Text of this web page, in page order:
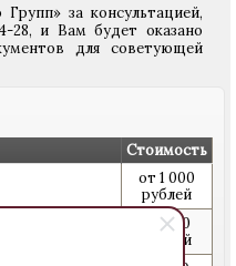
за консультацией,
28, и Вам будет оказано
для советующей
Стоимость
от 1 000
рублей
все
40 000
рублей